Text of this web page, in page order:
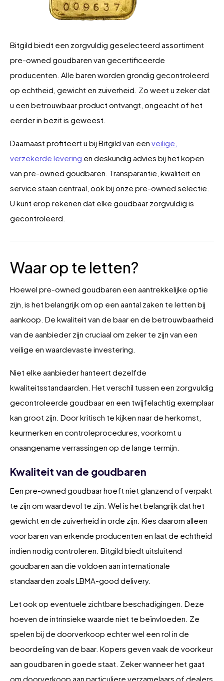
Bitgild biedt een zorgvuldig geselecteerd assortiment
pre-owned goudbaren van gecertificeerde
producenten. Alle baren worden grondig gecontroleerd
op echtheid, gewicht en zuiverheid. Zo weet u zeker dat
u een betrouwbaar product ontvangt, ongeacht of het
eerder in bezit is geweest.
Daarnaast profiteert u bij Bitgild van een veilige,
verzekerde levering en deskundig advies bij het kopen
van pre-owned goudbaren. Transparantie, kwaliteit en
service staan centraal, ook bij onze pre-owned selectie.
U kunt erop rekenen dat elke goudbaar zorgvuldig is
gecontroleerd.
Waar op te letten?
Hoewel pre-owned goudbaren een aantrekkelijke optie
zijn, is het belangrijk om op een aantal zaken te letten bij
aankoop. De kwaliteit van de baar en de betrouwbaarheid
van de aanbieder zijn cruciaal om zeker te zijn van een
veilige en waardevaste investering.
Niet elke aanbieder hanteert dezelfde
kwaliteitsstandaarden. Het verschil tussen een zorgvuldig
gecontroleerde goudbaar en een twijfelachtig exemplaar
kan groot zijn. Door kritisch te kijken naar de herkomst,
keurmerken en controleprocedures, voorkomt u
onaangename verrassingen op de lange termijn.
Kwaliteit van de goudbaren
Een pre-owned goudbaar hoeft niet glanzend of verpakt
te zijn om waardevol te zijn. Wel is het belangrijk dat het
gewicht en de zuiverheid in orde zijn. Kies daarom alleen
voor baren van erkende producenten en laat de echtheid
indien nodig controleren. Bitgild biedt uitsluitend
goudbaren aan die voldoen aan internationale
standaarden zoals LBMA-good delivery.
Let ook op eventuele zichtbare beschadigingen. Deze
hoeven de intrinsieke waarde niet te beïnvloeden. Ze
spelen bij de doorverkoop echter wel een rol in de
beoordeling van de baar. Kopers geven vaak de voorkeur
aan goudbaren in goede staat. Zeker wanneer het gaat
om doorverkoop aan particuliere verzamelaars of dealers